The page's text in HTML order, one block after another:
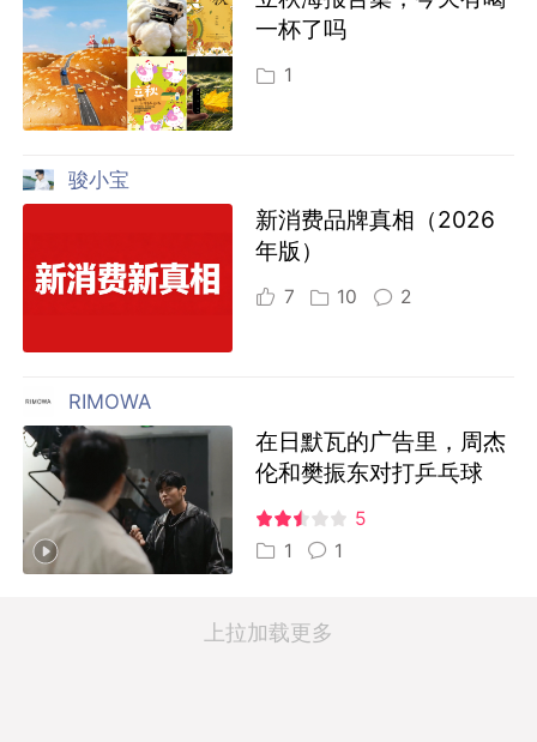
一杯了吗
1
骏小宝
新消费品牌真相（2026
年版）
7 10 2
RIMOWA
在日默瓦的广告里，周杰
伦和樊振东对打乒乓球
5
1
1
上拉加载更多